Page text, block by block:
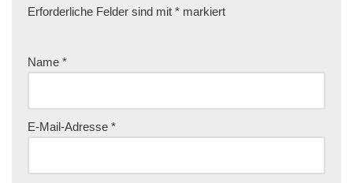
Erforderliche Felder sind mit * markiert
Name *
E-Mail-Adresse *